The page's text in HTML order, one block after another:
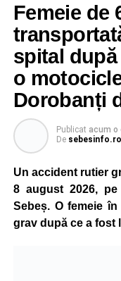
Femeie de
spital
o
Dorobanți
Publicat acum o
De sebesinfo.ro
Un accident rutier
8 august 2026,
Sebeș. O femeie
grav după ce a fost